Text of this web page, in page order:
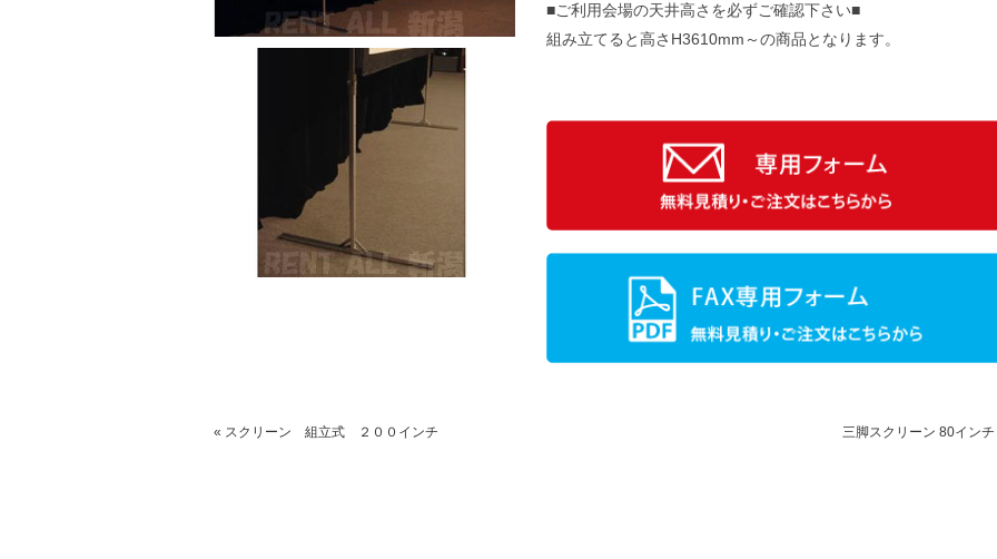
■ご利用会場の天井高さを必ずご確認下さい■
組み立てると高さH3610mm～の商品となります。
« スクリーン 組立式 ２００インチ 三脚スクリーン 80イン